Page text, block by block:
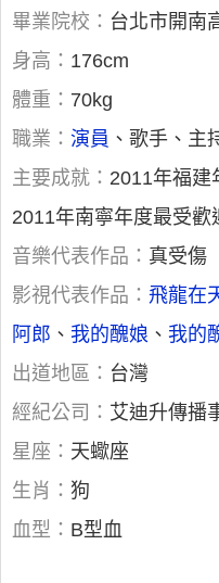
畢業院校： 台北市開南
身高： 176cm
體重： 70kg
職業： 演員 、歌手、主
主要成就： 2011年福建
2011年南寧年度最受歡
音樂代表作品： 真受傷
影視代表作品： 飛龍在
阿郎 、 我的醜娘 、 我的
出道地區： 台灣
經紀公司： 艾迪升傳播
星座： 天蠍座
生肖： 狗
血型： B型血